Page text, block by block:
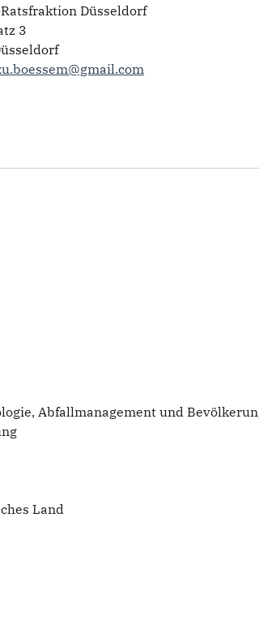
Ratsfraktion Düsseldorf
3
Abfallmanagement und
Land